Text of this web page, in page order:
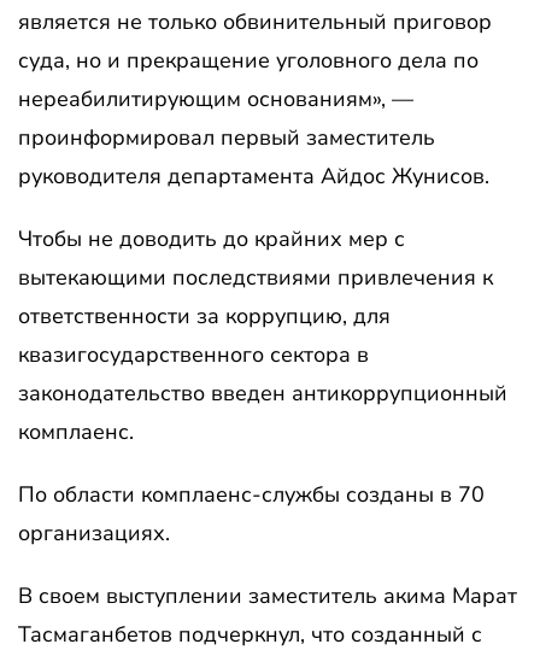
является не только обвинительный приговор
суда, но и прекращение уголовного дела по
нереабилитирующим основаниям», —
проинформировал первый заместитель
руководителя департамента Айдос Жунисов.
Чтобы не доводить до крайних мер с
вытекающими последствиями привлечения к
ответственности за коррупцию, для
квазигосударственного сектора в
законодательство введен антикоррупционный
комплаенс.
По области комплаенс-службы созданы в 70
организациях.
В своем выступлении заместитель акима Марат
Тасмаганбетов подчеркнул, что созданный с